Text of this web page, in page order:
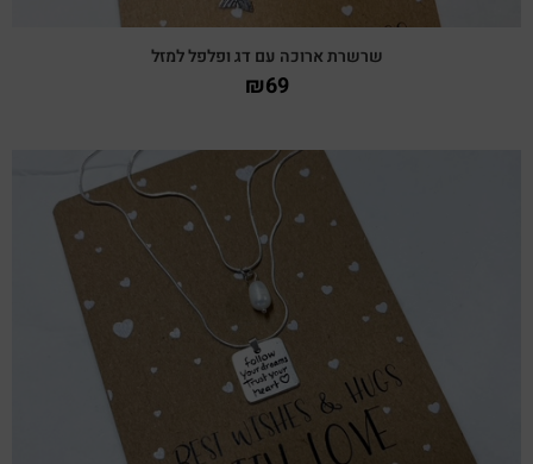
שרשרת ארוכה עם דג ופלפל למזל
₪69
צפייה מהירה